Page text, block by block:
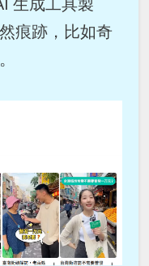
生成工具製
痕跡，比如奇